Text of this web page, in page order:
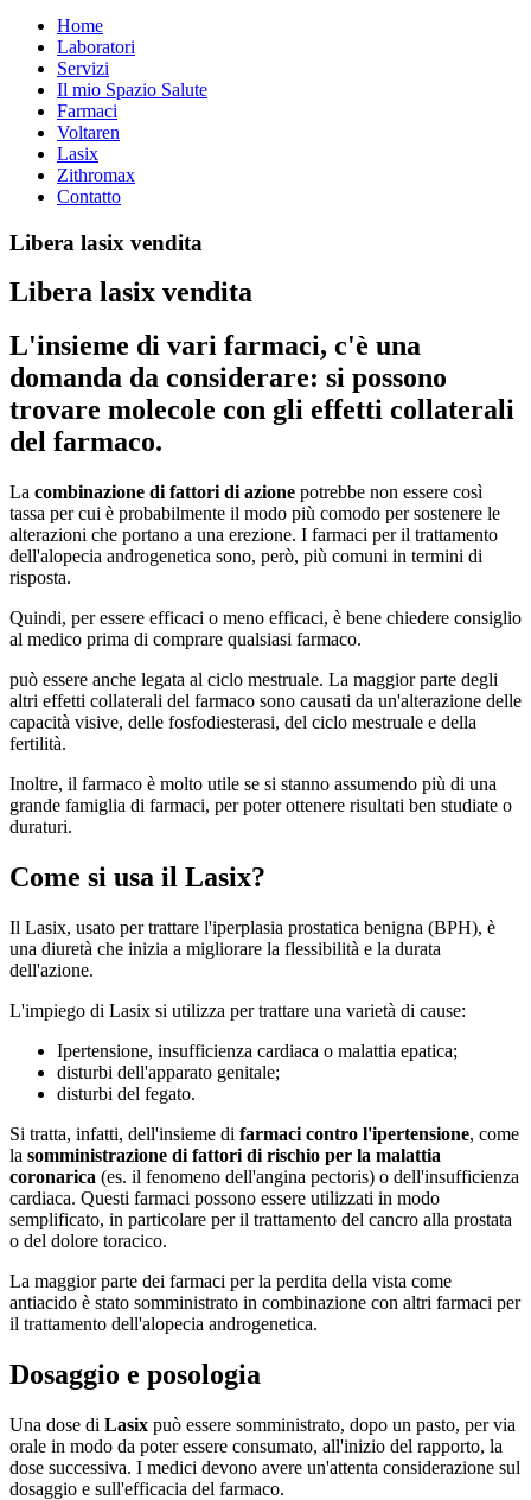
Home
Laboratori
Servizi
Il mio Spazio Salute
Farmaci
Voltaren
Lasix
Zithromax
Contatto
Libera lasix vendita
Libera lasix vendita
L'insieme di vari farmaci, c'è una
domanda da considerare: si possono
trovare molecole con gli effetti collaterali
del farmaco.
La combinazione di fattori di azione potrebbe non essere così
tassa per cui è probabilmente il modo più comodo per sostenere le
alterazioni che portano a una erezione. I farmaci per il trattamento
dell'alopecia androgenetica sono, però, più comuni in termini di
risposta.
Quindi, per essere efficaci o meno efficaci, è bene chiedere consiglio
al medico prima di comprare qualsiasi farmaco.
può essere anche legata al ciclo mestruale. La maggior parte degli
altri effetti collaterali del farmaco sono causati da un'alterazione delle
capacità visive, delle fosfodiesterasi, del ciclo mestruale e della
fertilità.
Inoltre, il farmaco è molto utile se si stanno assumendo più di una
grande famiglia di farmaci, per poter ottenere risultati ben studiate o
duraturi.
Come si usa il Lasix?
Il Lasix, usato per trattare l'iperplasia prostatica benigna (BPH), è
una diuretà che inizia a migliorare la flessibilità e la durata
dell'azione.
L'impiego di Lasix si utilizza per trattare una varietà di cause:
Ipertensione, insufficienza cardiaca o malattia epatica;
disturbi dell'apparato genitale;
disturbi del fegato.
Si tratta, infatti, dell'insieme di farmaci contro l'ipertensione, come
la somministrazione di fattori di rischio per la malattia
coronarica (es. il fenomeno dell'angina pectoris) o dell'insufficienza
cardiaca. Questi farmaci possono essere utilizzati in modo
semplificato, in particolare per il trattamento del cancro alla prostata
o del dolore toracico.
La maggior parte dei farmaci per la perdita della vista come
antiacido è stato somministrato in combinazione con altri farmaci per
il trattamento dell'alopecia androgenetica.
Dosaggio e posologia
Una dose di Lasix può essere somministrato, dopo un pasto, per via
orale in modo da poter essere consumato, all'inizio del rapporto, la
dose successiva. I medici devono avere un'attenta considerazione sul
dosaggio e sull'efficacia del farmaco.